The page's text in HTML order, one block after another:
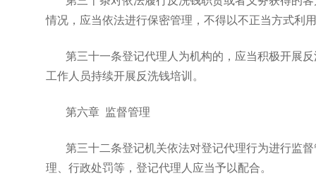
情况，应当依法进行保密管理，不得以不正当方式利
第三十一条登记代理人为机构的，应当积极开展
工作人员持续开展反洗钱培训。
第六章 监督管理
第三十二条登记机关依法对登记代理行为进行监
理、行政处罚等，登记代理人应当予以配合。